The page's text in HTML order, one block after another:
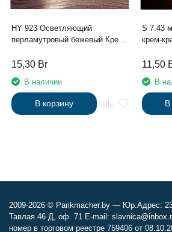
HY 923 Осветляющий
перламутровый бежевый Крем-
Гиалуроновой кислотой серии
15,30 Br
В наличии
В корзину
S 7.43
крем-
11,50
В
В
2009-2026 © Parikmacher.by — Юр.Адрес:
Тавлая 46 Д, оф. 71 E-mail:
номер в торговом реестре 759406 от